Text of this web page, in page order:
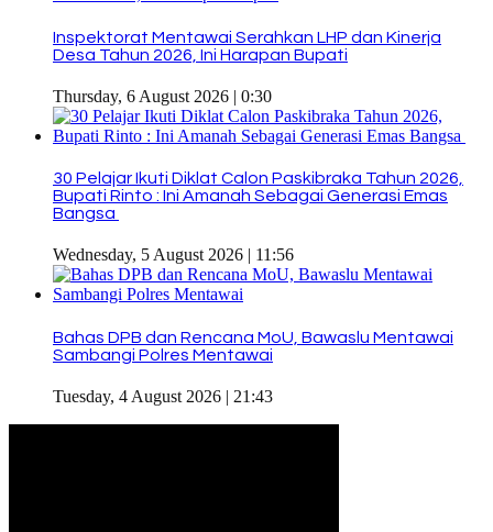
Inspektorat Mentawai Serahkan LHP dan Kinerja
Desa Tahun 2026, Ini Harapan Bupati
Thursday, 6 August 2026 | 0:30
30 Pelajar Ikuti Diklat Calon Paskibraka Tahun 2026,
Bupati Rinto : Ini Amanah Sebagai Generasi Emas
Bangsa
Wednesday, 5 August 2026 | 11:56
Bahas DPB dan Rencana MoU, Bawaslu Mentawai
Sambangi Polres Mentawai
Tuesday, 4 August 2026 | 21:43